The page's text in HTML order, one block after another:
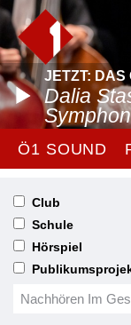
JETZT: DAS
Dalia
Ö1 SOUND
Club
Schule
Hörspiel